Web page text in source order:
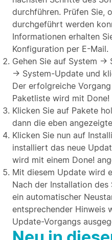
durchführen. Prüfen Sie,
durchgeführt werden
Informationen erhalten
Konfiguration per E-Mail.
Gehen Sie auf System
→ System-Update und
Der erfolgreiche
Paketliste wird mit
Klicken Sie auf Pakete
dann die eben
Klicken Sie nun auf
installiert das neue
wird mit einem Done!
Mit diesem Update wird
Nach der Installation
ein automatischer
entsprechender Hinweis
Update-Vorgangs